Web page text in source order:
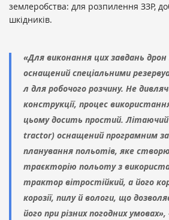
землеробства: для розпилення ЗЗР,
шкідників.
«Для виконання цих завдань
оснащений спеціальними
л для робочого розчину. Не
конструкції, процес
цьому досить простий.
tractor) оснащений програмним
планування польотів, яке
траєкторію польоту з
трактор вітростійкий, а його
корозії, пилу й вологи, що
його при різних погодних